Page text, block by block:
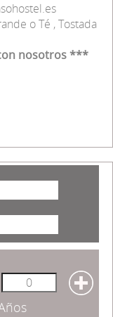
o Té , Tostada
nosotros ***